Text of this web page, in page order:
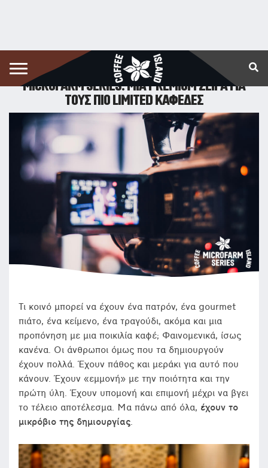
Διάβασμα:
MICROFARM SERIES: ΜΙΑ PREMIUM ΣΕΙΡΆ ΓΙΑ
ΤΟΥΣ ΠΙΟ LIMITED ΚΑΦΈΔΕΣ
Τι κοινό μπορεί να έχουν ένα πατρόν, ένα gourmet
πιάτο, ένα κείμενο, ένα τραγούδι, ακόμα και μια
προπόνηση με μια ποικιλία καφέ; Φαινομενικά, ίσως
κανένα. Οι άνθρωποι όμως που τα δημιουργούν
έχουν πολλά. Έχουν πάθος και μεράκι για αυτό που
κάνουν. Έχουν «εμμονή» με την ποιότητα και την
πρώτη ύλη. Έχουν υπομονή και επιμονή μέχρι να βγει
το τέλειο αποτέλεσμα. Μα πάνω από όλα, έχουν το
μικρόβιο της δημιουργίας.